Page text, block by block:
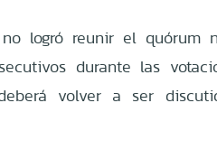
logró reunir el quórum
durante las
volver a ser